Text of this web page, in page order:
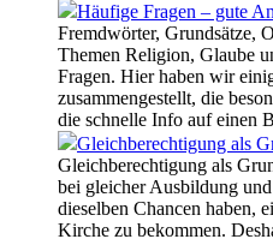
Häufige Fragen – gute
Fremdwörter, Grundsätze,
Themen Religion, Glaube
Fragen. Hier haben wir
zusammengestellt, die
die schnelle Info auf einen
Gleichberechtigung als
Gleichberechtigung als
bei gleicher Ausbildung
dieselben Chancen haben,
Kirche zu bekommen.